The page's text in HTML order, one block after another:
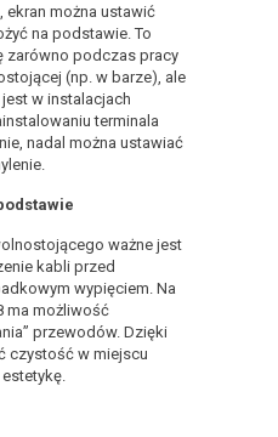
można ustawić
na podstawie. To
zarówno podczas pracy
(np. w barze), ale
w instalacjach
terminala
nadal można ustawiać
ważne jest
kabli przed
wypięciem. Na
ma możliwość
przewodów. Dzięki
czystość w miejscu